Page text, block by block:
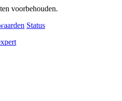
voorbehouden.
Status